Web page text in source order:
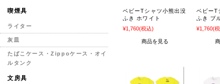
ベビーTシャツ小熊出没
ふき ホワイト
¥1,760(税込)
商品を見る
ベビーT
ふき ブ
¥1,760(
喫煙具
ライター
灰皿
たばこケース・Zippoケース・オイ
ルタンク
文房具